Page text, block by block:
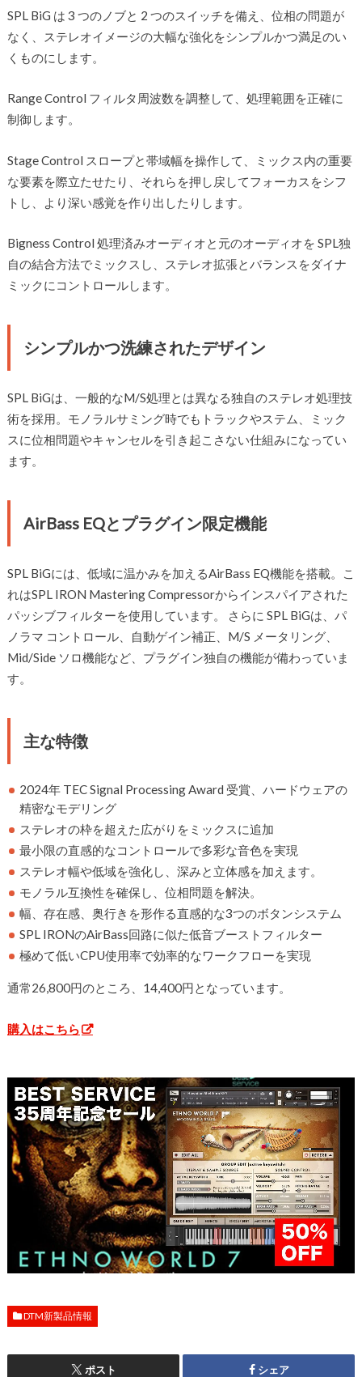
SPL BiG は 3 つのノブと 2 つのスイッチを備え、位相の問題が
なく、ステレオイメージの大幅な強化をシンプルかつ満足のい
くものにします。
Range Control フィルタ周波数を調整して、処理範囲を正確に
制御します。
Stage Control スロープと帯域幅を操作して、ミックス内の重要
な要素を際立たせたり、それらを押し戻してフォーカスをシフ
トし、より深い感覚を作り出したりします。
Bigness Control 処理済みオーディオと元のオーディオを SPL独
自の結合方法でミックスし、ステレオ拡張とバランスをダイナ
ミックにコントロールします。
シンプルかつ洗練されたデザイン
SPL BiGは、一般的なM/S処理とは異なる独自のステレオ処理技
術を採用。モノラルサミング時でもトラックやステム、ミック
スに位相問題やキャンセルを引き起こさない仕組みになってい
ます。
AirBass EQとプラグイン限定機能
SPL BiGには、低域に温かみを加えるAirBass EQ機能を搭載。こ
れはSPL IRON Mastering Compressorからインスパイアされた
パッシブフィルターを使用しています。 さらに SPL BiGは、パ
ノラマ コントロール、自動ゲイン補正、M/S メータリング、
Mid/Side ソロ機能など、プラグイン独自の機能が備わっていま
す。
主な特徴
2024年 TEC Signal Processing Award 受賞、ハードウェアの
精密なモデリング
ステレオの枠を超えた広がりをミックスに追加
最小限の直感的なコントロールで多彩な音色を実現
ステレオ幅や低域を強化し、深みと立体感を加えます。
モノラル互換性を確保し、位相問題を解決。
幅、存在感、奥行きを形作る直感的な3つのボタンシステム
SPL IRONのAirBass回路に似た低音ブーストフィルター
極めて低いCPU使用率で効率的なワークフローを実現
通常26,800円のところ、14,400円となっています。
購入はこちら
DTM新製品情報
ポスト シェア